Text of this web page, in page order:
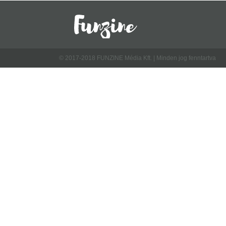
© 2017-2018 FUNZINE Média Kft. | Minden jog fenntartva